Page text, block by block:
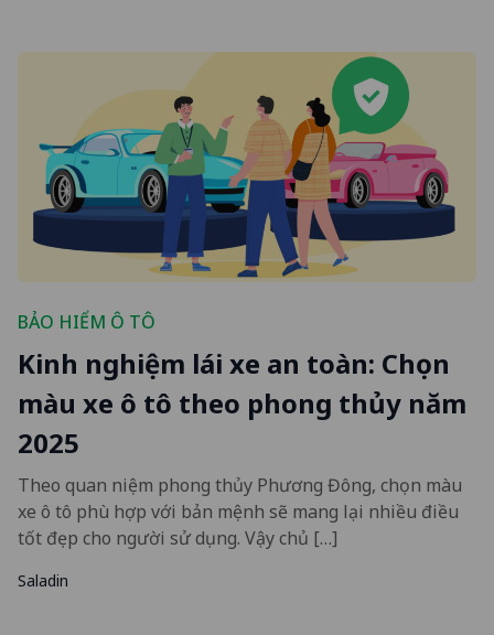
BẢO HIỂM Ô TÔ
Kinh nghiệm lái xe an toàn: Chọn
màu xe ô tô theo phong thủy năm
2025
Theo quan niệm phong thủy Phương Đông, chọn màu
xe ô tô phù hợp với bản mệnh sẽ mang lại nhiều điều
tốt đẹp cho người sử dụng. Vậy chủ […]
Saladin